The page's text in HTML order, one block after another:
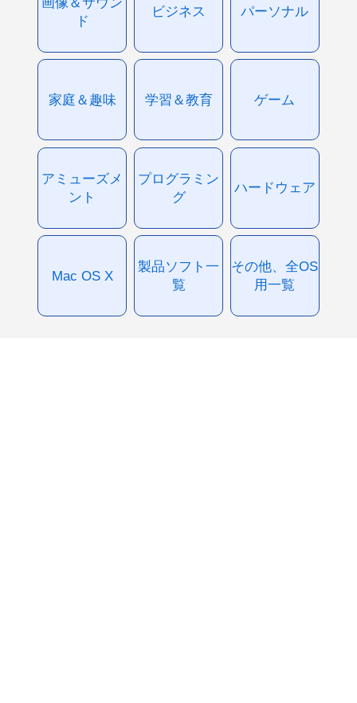
ド
ビジネス パーソナル
家庭＆趣味 学習＆教育 ゲーム
アミューズメ
ント
プログラミン
グ
ハードウェア
Mac OS X
製品ソフト一
覧
その他、全OS
用一覧